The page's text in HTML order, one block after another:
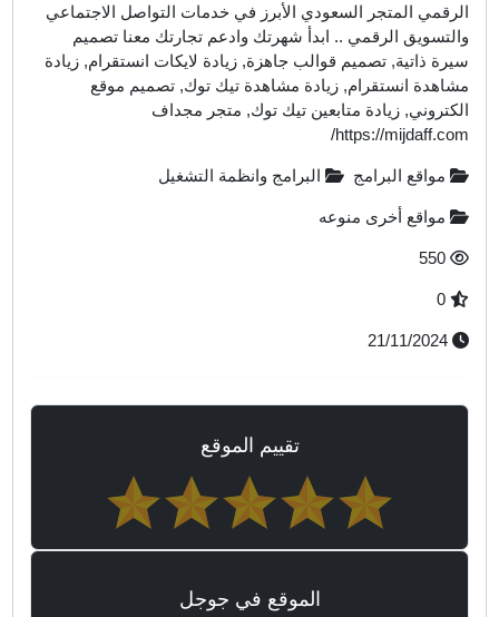
المتجر السعودي الأبرز في خدمات التواصل الاجتماعي
الرقمي .. ابدأ شهرتك وادعم تجارتك معنا تصميم
ذاتية, تصميم قوالب جاهزة, زيادة لايكات انستقرام, زيادة
انستقرام, زيادة مشاهدة تيك توك, تصميم موقع
زيادة متابعين تيك توك, متجر مجداف
https://
مواقع البرامج البرامج وانظمة التشغيل
مواقع أخرى منوعه
تقييم الموقع
الموقع في جوجل